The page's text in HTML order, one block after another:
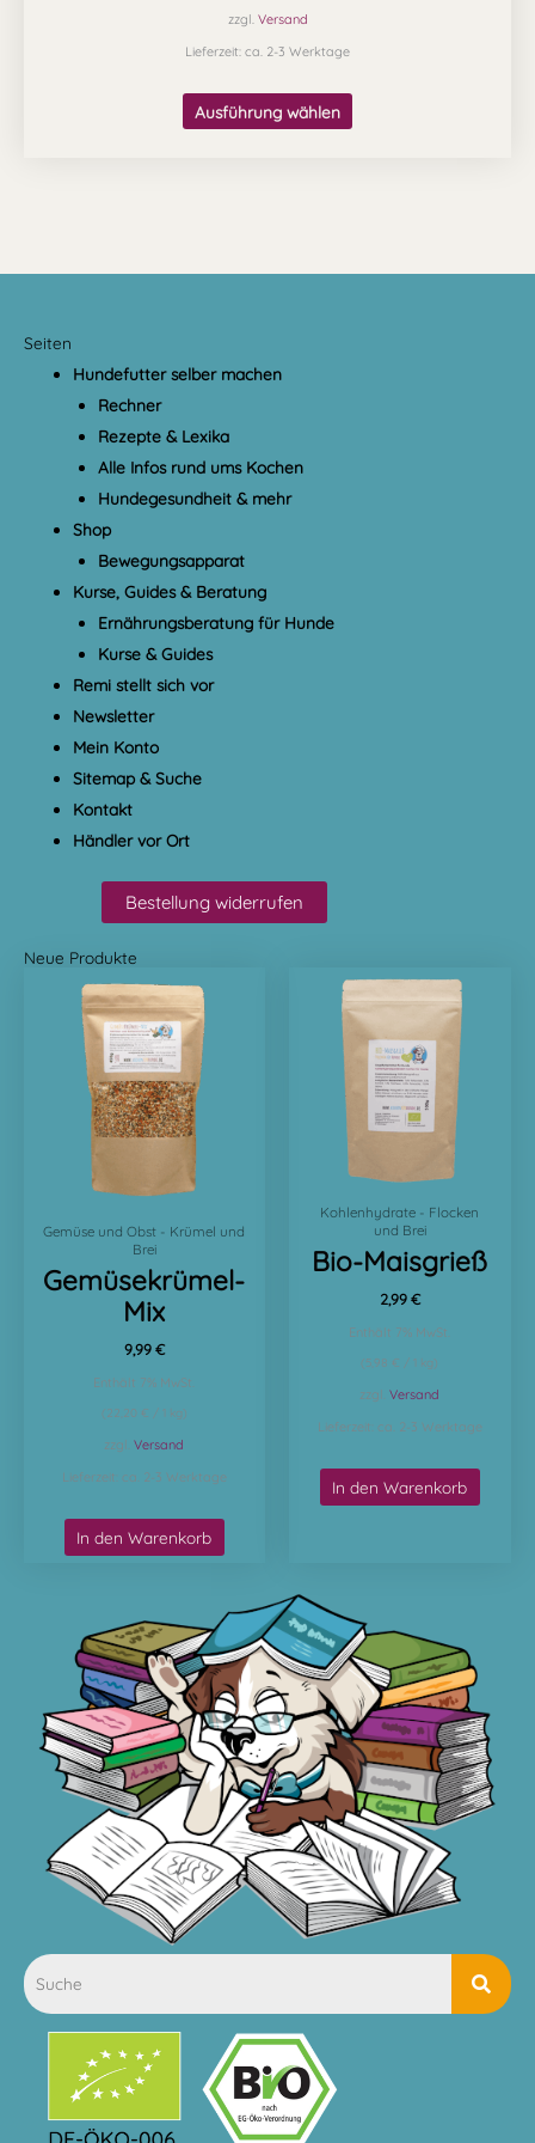
zzgl. Versand
Lieferzeit: ca. 2-3 Werktage
Ausführung wählen
Seiten
Hundefutter selber machen
Rechner
Rezepte & Lexika
Alle Infos rund ums Kochen
Hundegesundheit & mehr
Shop
Bewegungsapparat
Kurse, Guides & Beratung
Ernährungsberatung für Hunde
Kurse & Guides
Remi stellt sich vor
Newsletter
Mein Konto
Sitemap & Suche
Kontakt
Händler vor Ort
Bestellung widerrufen
Neue Produkte
Gemüse und Obst - Krümel und
Brei
Gemüsekrümel-
Mix
9,99 €
Enthält 7% MwSt.
(22,20 € / 1 kg)
zzgl.Versand
Lieferzeit: ca. 2-3 Werktage
In den Warenkorb
Kohlenhydrate - Flocken
und Brei
Bio-Maisgrieß
2,99 €
Enthält 7% MwSt.
(5,98 € / 1 kg)
zzgl.Versand
Lieferzeit: ca. 2-3 Werktage
In den Warenkorb